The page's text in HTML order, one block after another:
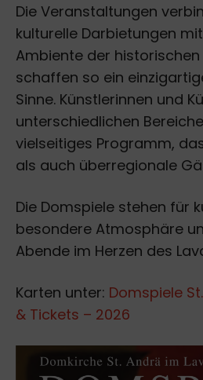
Die Veranstaltungen
kulturelle Darbietungen
Ambiente der
schaffen so ein
Sinne. Künstlerinnen und
unterschiedlichen
vielseitiges Programm,
als auch überregionale
Die Domspiele stehen für
besondere Atmosphäre
Abende im Herzen des
Karten unter: Domspiele
& Tickets – 2026